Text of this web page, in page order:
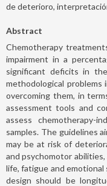
de deterioro,
Abstract
Chemotherapy
impairment in a
significant deficits in
methodological
overcoming them, in
assessment tools and
assess chemotherapy-
samples. The guidelines
may be at risk of
and psychomotor
life, fatigue and
design should be